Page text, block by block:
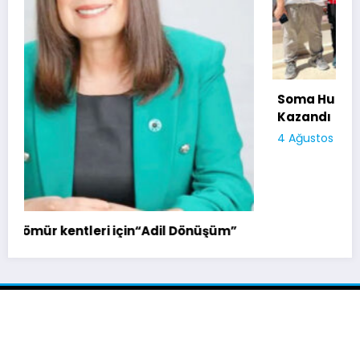
Soma Huzurevi Bocce Turnuvasında Dostluk
Kazandı